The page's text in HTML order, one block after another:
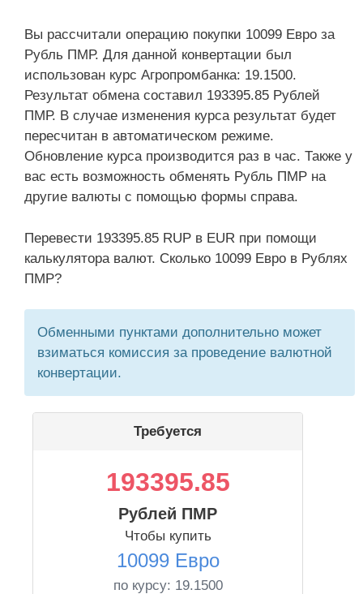
Вы рассчитали операцию покупки 10099 Евро за
Рубль ПМР. Для данной конвертации был
использован курс Агропромбанка: 19.1500.
Результат обмена составил 193395.85 Рублей
ПМР. В случае изменения курса результат будет
пересчитан в автоматическом режиме.
Обновление курса производится раз в час. Также у
вас есть возможность обменять Рубль ПМР на
другие валюты с помощью формы справа.
Перевести 193395.85 RUP в EUR при помощи
калькулятора валют. Сколько 10099 Евро в Рублях
ПМР?
Обменными пунктами дополнительно может
взиматься комиссия за проведение валютной
конвертации.
Требуется
193395.85
Рублей ПМР
Чтобы купить
10099 Евро
по курсу: 19.1500